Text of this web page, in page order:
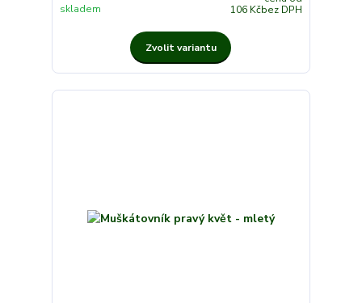
106 Kčbez DPH
skladem
Zvolit variantu